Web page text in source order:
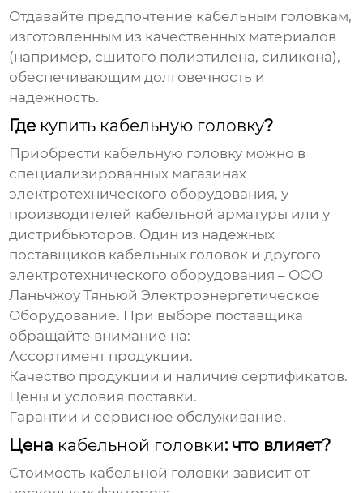
Отдавайте предпочтение кабельным головкам,
изготовленным из качественных материалов
(например, сшитого полиэтилена, силикона),
обеспечивающим долговечность и
надежность.
Где купить кабельную головку?
Приобрести кабельную головку можно в
специализированных магазинах
электротехнического оборудования, у
производителей кабельной арматуры или у
дистрибьюторов. Один из надежных
поставщиков кабельных головок и другого
электротехнического оборудования – ООО
Ланьчжоу Тяньюй Электроэнергетическое
Оборудование. При выборе поставщика
обращайте внимание на:
Ассортимент продукции.
Качество продукции и наличие сертификатов.
Цены и условия поставки.
Гарантии и сервисное обслуживание.
Цена кабельной головки: что влияет?
Стоимость кабельной головки зависит от